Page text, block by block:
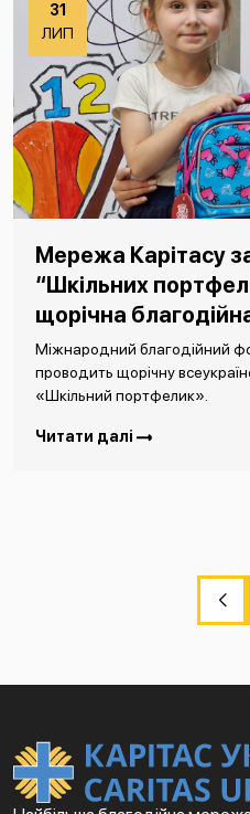
31
ЛИП
Мережа Карітасу
“Шкільних
щорічна
Міжнародний благодійний
проводить щорічну
«Шкільний портфелик».
Читати далі